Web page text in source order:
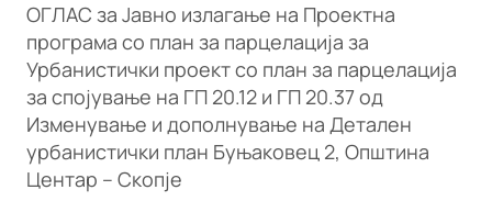
ОГЛАС за Јавно излагање на Проектна
програма со план за парцелација за
Урбанистички проект со план за парцелација
за спојување на ГП 20.12 и ГП 20.37 од
Изменување и дополнување на Детален
урбанистички план Буњаковец 2, Општина
Центар – Скопје